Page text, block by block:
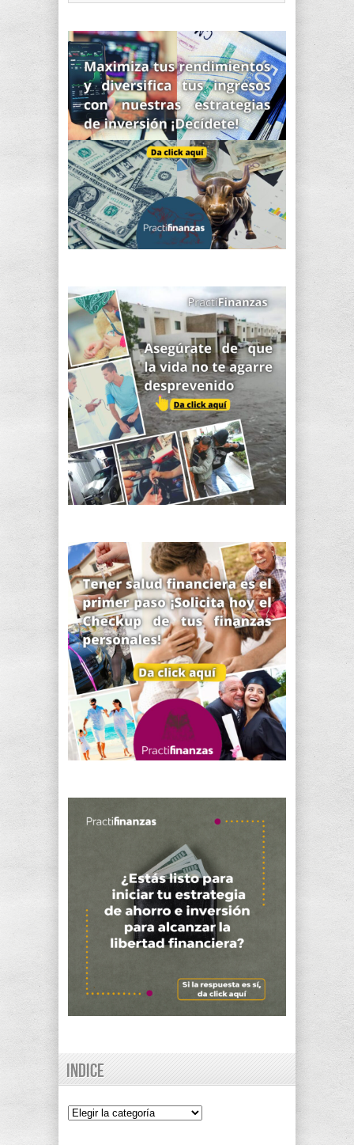
Indice
Indice